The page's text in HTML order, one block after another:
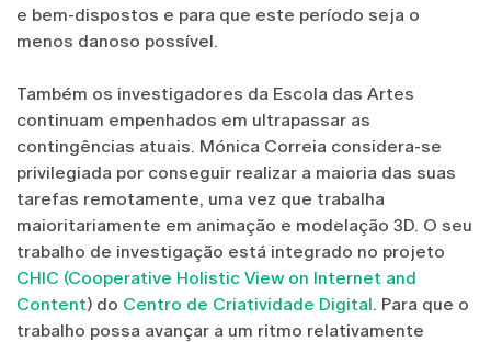
e bem-dispostos e para que este período seja o
menos danoso possível.
Também os investigadores da Escola das Artes
continuam empenhados em ultrapassar as
contingências atuais. Mónica Correia considera-se
privilegiada por conseguir realizar a maioria das suas
tarefas remotamente, uma vez que trabalha
maioritariamente em animação e modelação 3D. O seu
trabalho de investigação está integrado no projeto
CHIC (Cooperative Holistic View on Internet and
Content) do Centro de Criatividade Digital. Para que o
trabalho possa avançar a um ritmo relativamente